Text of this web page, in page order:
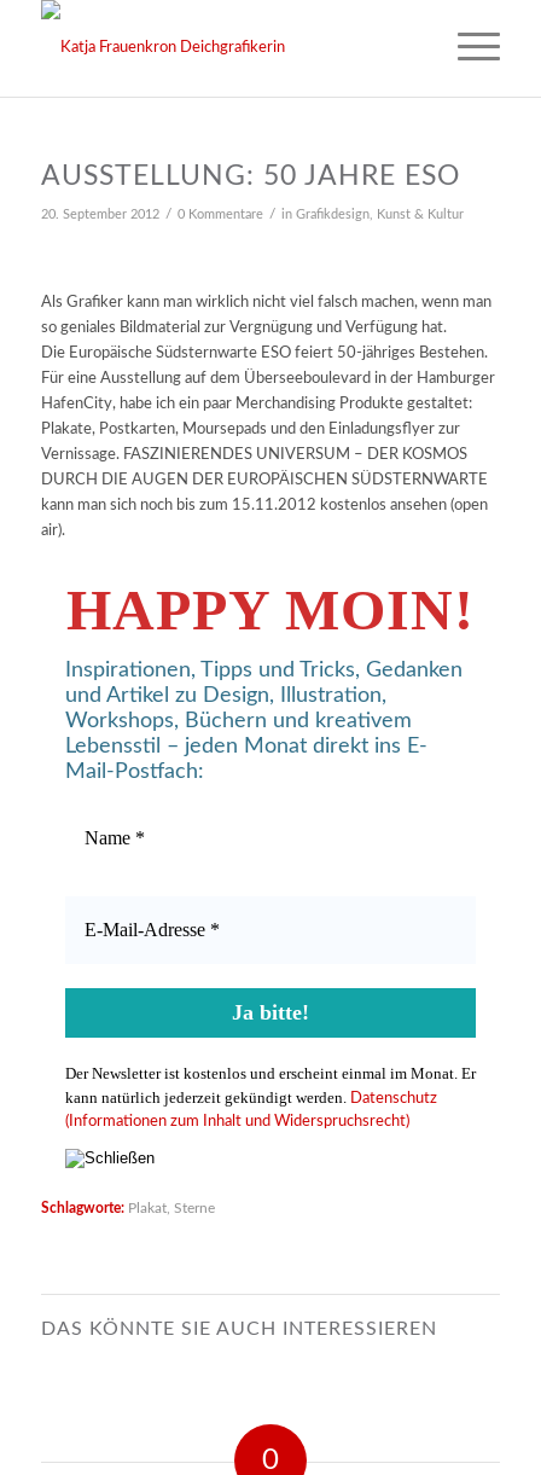
AUSSTELLUNG: 50 JAHRE ESO
20. September 2012 / 0 Kommentare / in Grafikdesign, Kunst & Kultur
Als Grafiker kann man wirklich nicht viel falsch machen, wenn man
so geniales Bildmaterial zur Vergnügung und Verfügung hat.
Die Europäische Südsternwarte ESO feiert 50-jähriges Bestehen.
Für eine Ausstellung auf dem Überseeboulevard in der Hamburger
HafenCity, habe ich ein paar Merchandising Produkte gestaltet:
Plakate, Postkarten, Moursepads und den Einladungsflyer zur
Vernissage. FASZINIERENDES UNIVERSUM – DER KOSMOS
DURCH DIE AUGEN DER EUROPÄISCHEN SÜDSTERNWARTE
kann man sich noch bis zum 15.11.2012 kostenlos ansehen (open
air).
HAPPY MOIN!
Inspirationen, Tipps und Tricks, Gedanken
und Artikel zu Design, Illustration,
Workshops, Büchern und kreativem
Lebensstil – jeden Monat direkt ins E-
Mail-Postfach:
Der Newsletter ist kostenlos und erscheint einmal im Monat. Er
kann natürlich jederzeit gekündigt werden.
Datenschutz
(Informationen zum Inhalt und Widerspruchsrecht)
Schlagworte: Plakat, Sterne
DAS KÖNNTE SIE AUCH INTERESSIEREN
0